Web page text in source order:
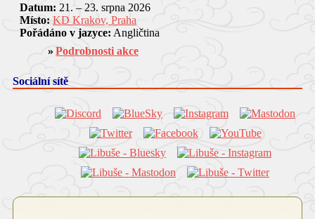
Datum: 21. – 23. srpna 2026
Místo: KD Krakov, Praha
Pořádáno v jazyce: Angličtina
Podrobnosti akce
Sociální sítě